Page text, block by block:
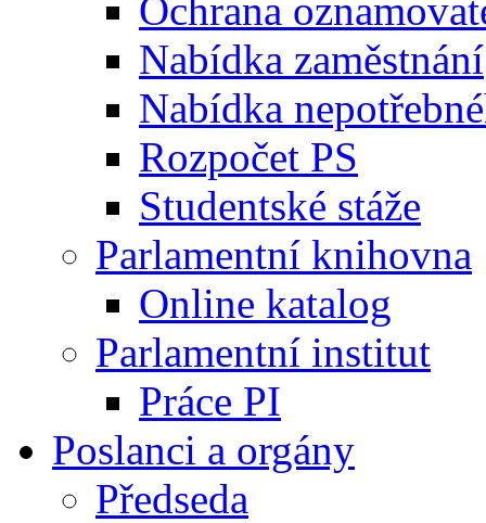
Ochrana
Nabídka zaměstnání
Nabídka
Rozpočet PS
Studentské stáže
Parlamentní knihovna
Online katalog
Parlamentní institut
Práce PI
Poslanci a orgány
Předseda